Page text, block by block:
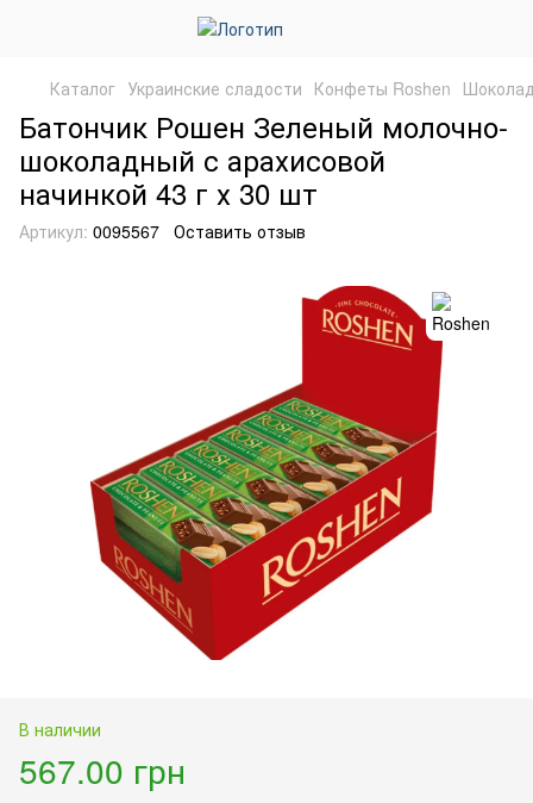
Каталог Украинские сладости Конфеты Roshen
Батончик Рошен Зеленый молочно-
шоколадный с арахисовой
начинкой 43 г х 30 шт
Артикул: 0095567 Оставить отзыв
В наличии
567.00 грн